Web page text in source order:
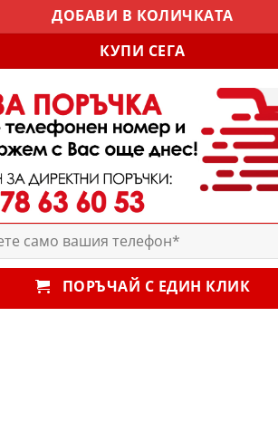
ДОБАВИ В КОЛИЧКАТА
КУПИ СЕГА
ПОРЪЧАЙ С ЕДИН КЛИК